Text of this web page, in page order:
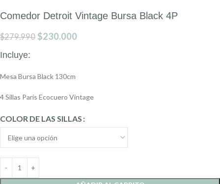
Comedor Detroit Vintage Bursa Black 4P
$279.990 $230.000
Incluye:
Mesa Bursa Black 130cm
4 Sillas París Ecocuero Vintage
COLOR DE LAS SILLAS